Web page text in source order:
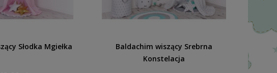
Słodka Mgiełka
Baldachim wiszący Srebrna
Konstelacja